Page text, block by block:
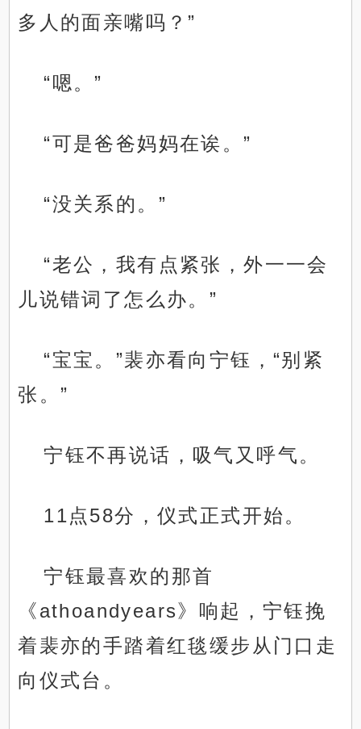
多人的面亲嘴吗？”
“嗯。”
“可是爸爸妈妈在诶。”
“没关系的。”
“老公，我有点紧张，外一一会
儿说错词了怎么办。”
“宝宝。”裴亦看向宁钰，“别紧
张。”
宁钰不再说话，吸气又呼气。
11点58分，仪式正式开始。
宁钰最喜欢的那首
《athoandyears》响起，宁钰挽
着裴亦的手踏着红毯缓步从门口走
向仪式台。